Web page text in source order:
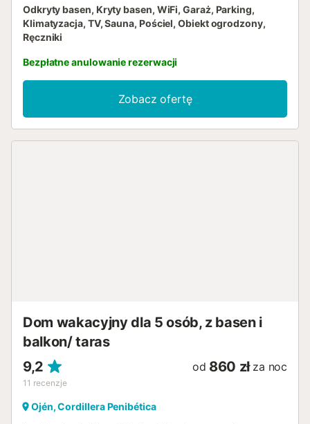
Odkryty basen, Kryty basen, WiFi, Garaż, Parking,
Klimatyzacja, TV, Sauna, Pościel, Obiekt ogrodzony,
Ręczniki
Bezpłatne anulowanie rezerwacji
Zobacz ofertę
Dom wakacyjny dla 5 osób, z basen i
balkon/ taras
9,2
11 recenzje
od 860 zł za noc
Ojén, Cordillera Penibética